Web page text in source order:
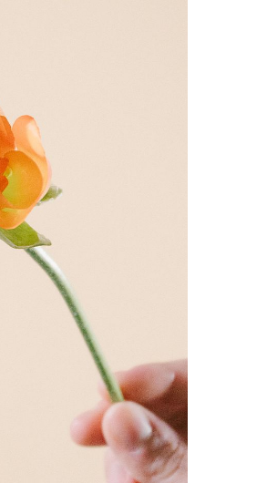
際にお届けする商品を撮
、どうしても色味やサイ
きるだけ写真のイメージ
目でチェックをしていま